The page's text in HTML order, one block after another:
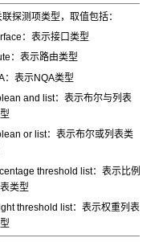
探测项类型，取值包括：
：表示接口类型
：表示路由类型
表示NQA类型
and list：表示布尔与列表
or list：表示布尔或列表类
threshold list：表示比例
类型
threshold list：表示权重列表